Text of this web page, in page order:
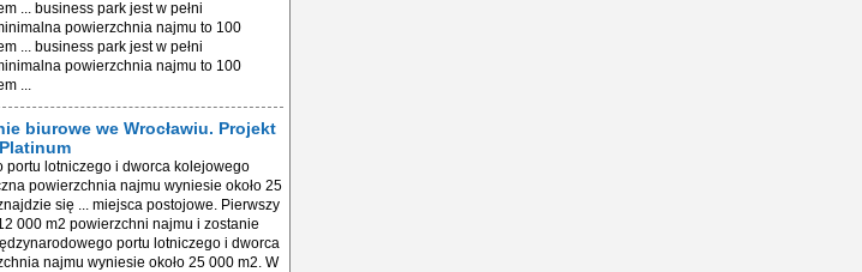
... business park jest w pełni
powierzchnia najmu to 100
... business park jest w pełni
powierzchnia najmu to 100
...
biurowe we Wrocławiu. Projekt
portu lotniczego i dworca kolejowego
powierzchnia najmu wyniesie około 25
się ... miejsca postojowe. Pierwszy
000 m2 powierzchni najmu i zostanie
portu lotniczego i dworca
najmu wyniesie około 25 000 m2. W